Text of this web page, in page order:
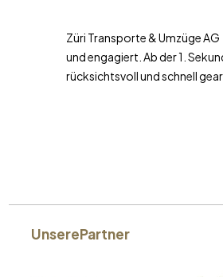
Züri Transporte & Umzüge AG Alle
und engagiert. Ab der 1. Sekunde
rücksichtsvoll und schnell gearbeitet.
UnserePartner